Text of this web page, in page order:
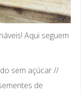
Aqui seguem
sem açúcar //
de